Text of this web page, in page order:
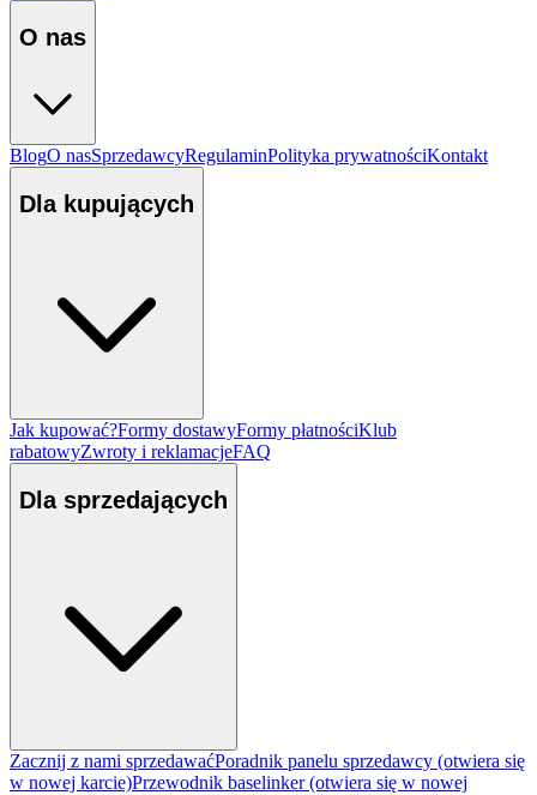
O nas
BlogO nasSprzedawcyRegulaminPolityka prywatnościKontakt
Dla kupujących
Jak kupować?Formy dostawyFormy płatnościKlub
rabatowyZwroty i reklamacjeFAQ
Dla sprzedających
Zacznij z nami sprzedawaćPoradnik panelu sprzedawcy (otwiera się
w nowej karcie)Przewodnik baselinker(otwiera się w nowej